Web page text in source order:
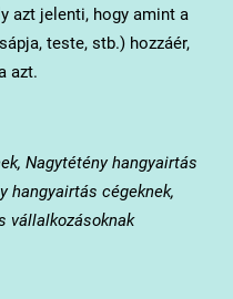
azt jelenti, hogy amint a
teste, stb.) hozzáér,
azt.
Nagytétény hangyairtás
hangyairtás cégeknek,
vállalkozásoknak